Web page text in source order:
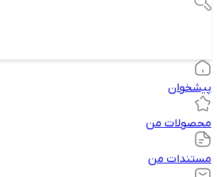
پیشخوان
محصولات من
مستندات من